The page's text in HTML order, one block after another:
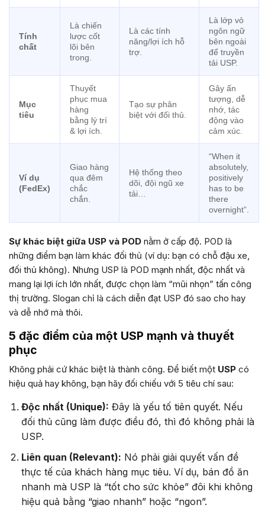
Tính
chất
Là chiến
lược cốt
lõi bên
trong.
Là các tính
năng/lợi ích hỗ
trợ.
Là lớp vỏ
ngôn ngữ
bên ngoài
để truyền
tải USP.
Mục
tiêu
Thuyết
phục mua
hàng
bằng lý trí
& lợi ích.
Tạo sự phân
biệt với đối thủ.
Gây ấn
tượng, dễ
nhớ, tác
động vào
cảm xúc.
Ví dụ
(FedEx)
Giao hàng
qua đêm
chắc
chắn.
Hệ thống theo
dõi, đội ngũ xe
tải…
“When it
absolutely,
positively
has to be
there
overnight”.
Sự khác biệt giữa USP và POD nằm ở cấp độ. POD là
những điểm bạn làm khác đối thủ (ví dụ: bạn có chỗ đậu xe,
đối thủ không). Nhưng USP là POD mạnh nhất, độc nhất và
mang lại lợi ích lớn nhất, được chọn làm “mũi nhọn” tấn công
thị trường. Slogan chỉ là cách diễn đạt USP đó sao cho hay
và dễ nhớ mà thôi.
5 đặc điểm của một USP mạnh và thuyết
phục
Không phải cứ khác biệt là thành công. Để biết một USP có
hiệu quả hay không, bạn hãy đối chiếu với 5 tiêu chí sau:
Độc nhất (Unique): Đây là yếu tố tiên quyết. Nếu
đối thủ cũng làm được điều đó, thì đó không phải là
USP.
Liên quan (Relevant): Nó phải giải quyết vấn đề
thực tế của khách hàng mục tiêu. Ví dụ, bán đồ ăn
nhanh mà USP là “tốt cho sức khỏe” đôi khi không
hiệu quả bằng “giao nhanh” hoặc “ngon”.